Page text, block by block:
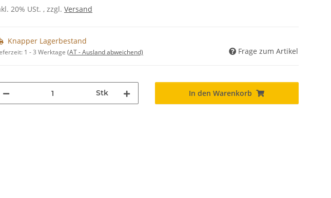
20% USt. , zzgl. Versand
Knapper Lagerbestand
1 - 3 Werktage (AT - Ausland abweichend) Frage zum Artikel
Stk In den Warenkorb